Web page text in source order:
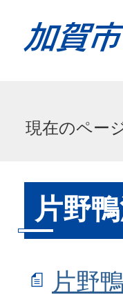
現在のペー
片野
片野